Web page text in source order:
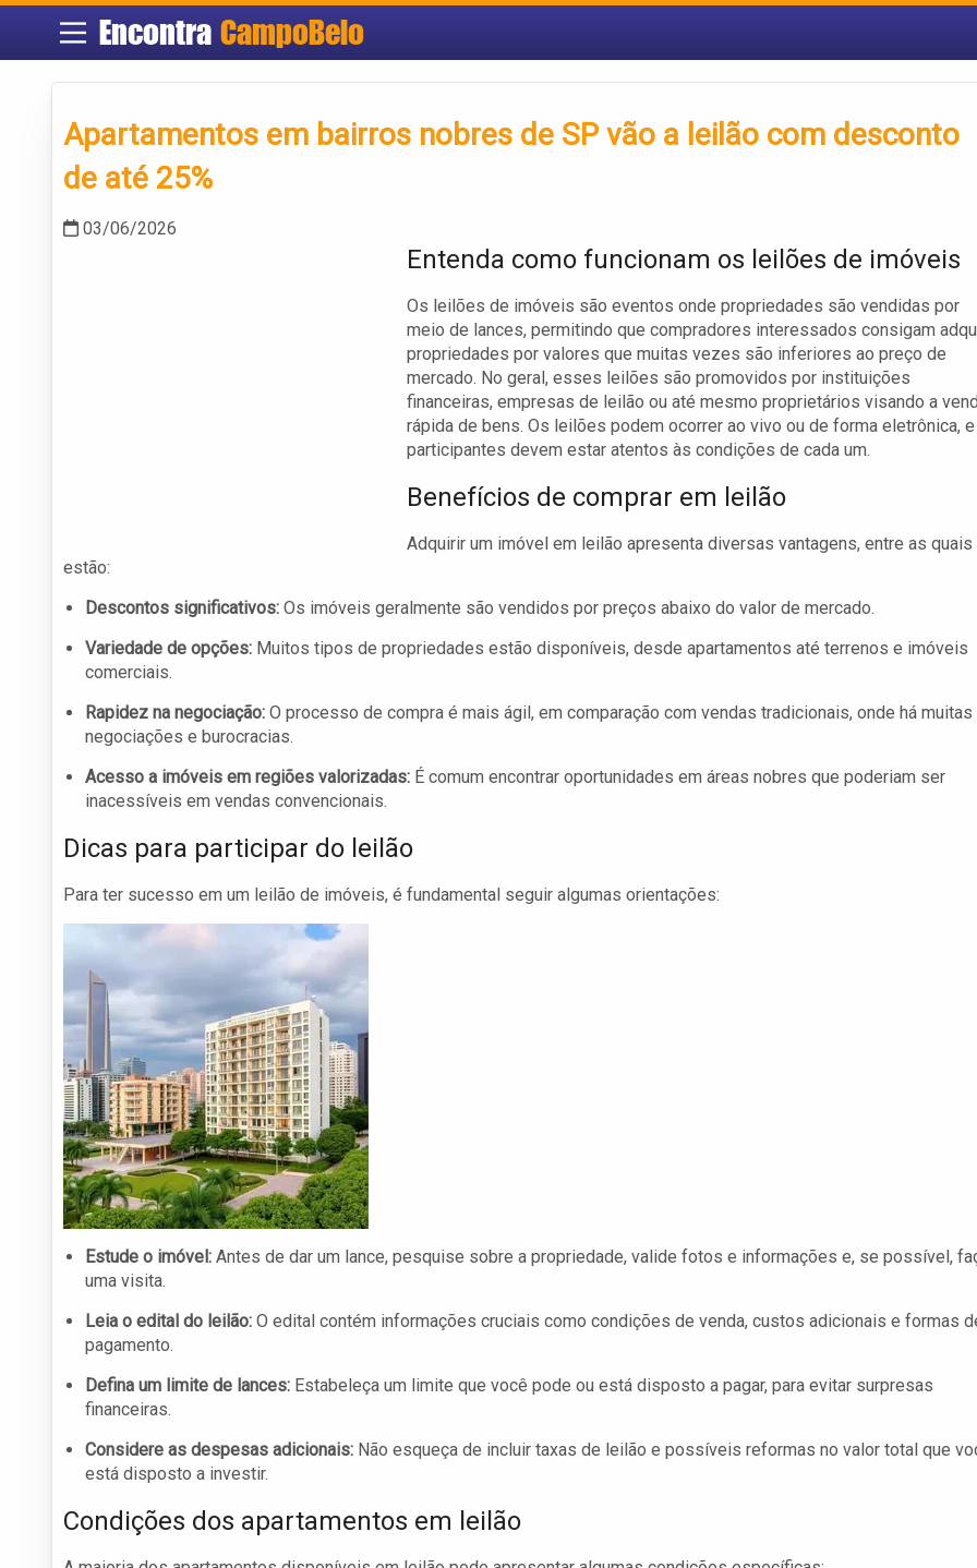
Encontra CampoBelo
Apartamentos em bairros nobres de SP vão a leilão com desconto
de até 25%
03/06/2026
Entenda como funcionam os leilões de imóveis
Os leilões de imóveis são eventos onde propriedades são vendidas por
meio de lances, permitindo que compradores interessados consigam
propriedades por valores que muitas vezes são inferiores ao preço de
mercado. No geral, esses leilões são promovidos por instituições
financeiras, empresas de leilão ou até mesmo proprietários visando a
rápida de bens. Os leilões podem ocorrer ao vivo ou de forma eletrônica,
participantes devem estar atentos às condições de cada um.
Benefícios de comprar em leilão
Adquirir um imóvel em leilão apresenta diversas vantagens, entre as quais
estão:
Descontos significativos: Os imóveis geralmente são vendidos por preços abaixo do valor de mercado.
Variedade de opções: Muitos tipos de propriedades estão disponíveis, desde apartamentos até terrenos e imóveis
comerciais.
Rapidez na negociação: O processo de compra é mais ágil, em comparação com vendas tradicionais, onde há muitas
negociações e burocracias.
Acesso a imóveis em regiões valorizadas: É comum encontrar oportunidades em áreas nobres que poderiam ser
inacessíveis em vendas convencionais.
Dicas para participar do leilão
Para ter sucesso em um leilão de imóveis, é fundamental seguir algumas orientações:
Estude o imóvel: Antes de dar um lance, pesquise sobre a propriedade, valide fotos e informações e, se possível,
uma visita.
Leia o edital do leilão: O edital contém informações cruciais como condições de venda, custos adicionais e formas
pagamento.
Defina um limite de lances: Estabeleça um limite que você pode ou está disposto a pagar, para evitar surpresas
financeiras.
Considere as despesas adicionais: Não esqueça de incluir taxas de leilão e possíveis reformas no valor total que
está disposto a investir.
Condições dos apartamentos em leilão